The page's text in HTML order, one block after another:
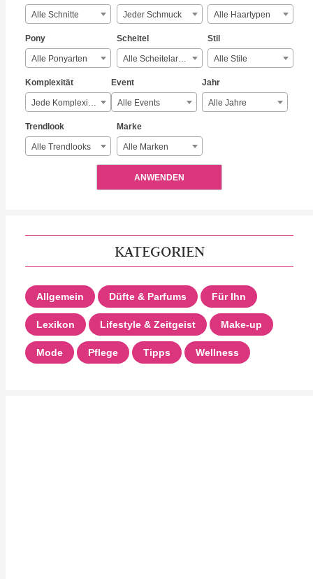
Alle Schnitte Jeder Schmuck Alle Haartypen
Pony
Alle Ponyarten
Scheitel
Alle Scheitelarten
Stil
Alle Stile
Komplexität
Jede Komplexität
Event
Alle Events
Jahr
Alle Jahre
Trendlook
Alle Trendlooks
Marke
Alle Marken
ANWENDEN
KATEGORIEN
Allgemein Düfte & Parfums Für Ihn
Lexikon Lifestyle & Zeitgeist Make-up
Mode Pflege Tipps Wellness